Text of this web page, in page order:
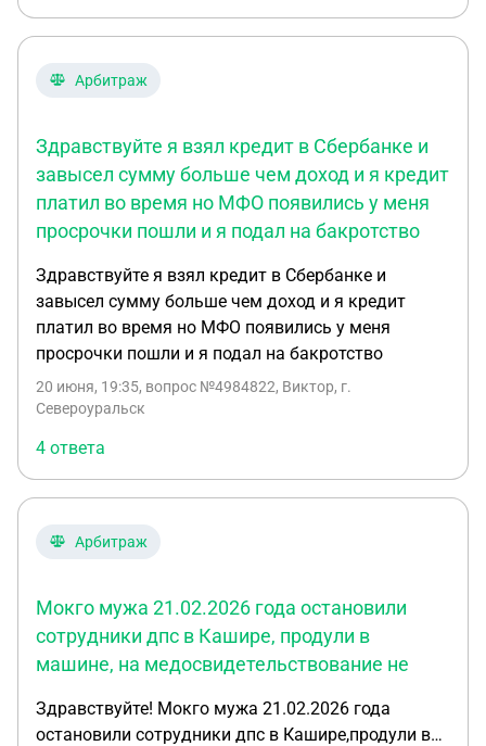
все делал. А щас вспомнила тоесть со знакомым
очень давно не виделись тоесть и ИП закрыл
видимо он сам потому что закрыто а они просят
написать пояснение я такая то открыла ИП тогда-
не знаю как что писать
Арбитраж
Здравствуйте я взял кредит в Сбербанке и
завысел сумму больше чем доход и я кредит
платил во время но МФО появились у меня
просрочки пошли и я подал на бакротство
Здравствуйте я взял кредит в Сбербанке и
завысел сумму больше чем доход и я кредит
платил во время но МФО появились у меня
просрочки пошли и я подал на бакротство
20 июня, 19:35, вопрос №4984822, Виктор, г.
Североуральск
4 ответа
Арбитраж
Мокго мужа 21.02.2026 года остановили
сотрудники дпс в Кашире, продули в
машине, на медосвидетельствование не
Здравствуйте! Мокго мужа 21.02.2026 года
остановили сотрудники дпс в Кашире,продули в